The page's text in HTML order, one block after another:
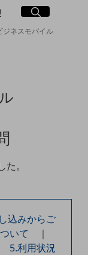
Englishサイト内検索
開く
ジネスモバイル
。
込みからご
いて
｜
5.利用状況